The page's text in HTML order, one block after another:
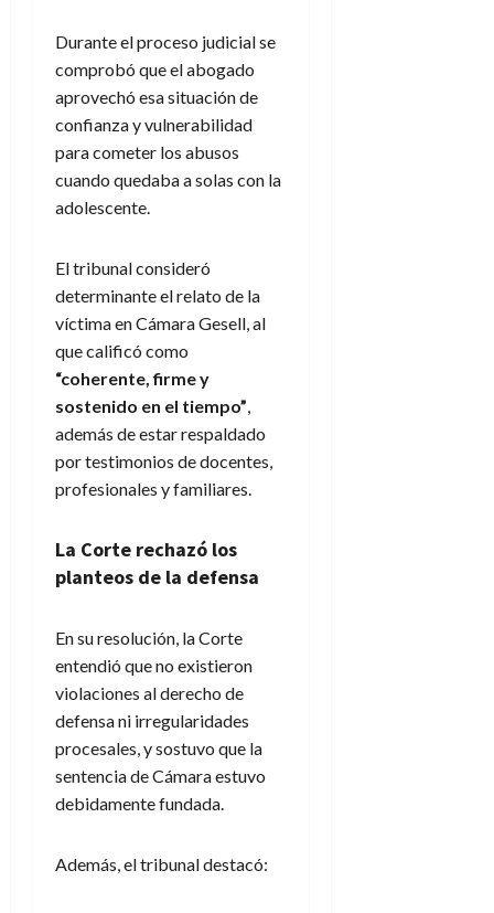
Durante el proceso judicial se
comprobó que el abogado
aprovechó esa situación de
confianza y vulnerabilidad
para cometer los abusos
cuando quedaba a solas con la
adolescente.
El tribunal consideró
determinante el relato de la
víctima en Cámara Gesell, al
que calificó como
“coherente, firme y
sostenido en el tiempo”,
además de estar respaldado
por testimonios de docentes,
profesionales y familiares.
La Corte rechazó los
planteos de la defensa
En su resolución, la Corte
entendió que no existieron
violaciones al derecho de
defensa ni irregularidades
procesales, y sostuvo que la
sentencia de Cámara estuvo
debidamente fundada.
Además, el tribunal destacó: